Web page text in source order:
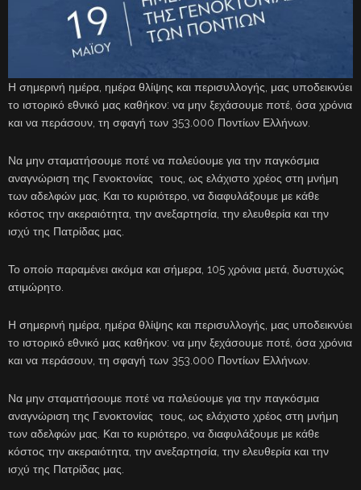
Η σημερινή ημέρα, ημέρα θλίψης και περισυλλογής, μας υποδεικνύει
το ιστορικό εθνικό μας καθήκον: να μην ξεχάσουμε ποτέ, όσα χρόνια
και να περάσουν, τη σφαγή των 353.000 Ποντίων Ελλήνων.
Να μην σταματήσουμε ποτέ να παλεύουμε για την παγκόσμια
αναγνώριση της Γενοκτονίας τους, ως ελάχιστο χρέος στη μνήμη
των αδελφών μας. Και το κυριότερο, να διαφυλάξουμε με κάθε
κόστος την ακεραιότητα, την ανεξαρτησία, την ελευθερία και την
ισχύ της Πατρίδας μας.
Το οποίο παραμένει ακόμα και σήμερα, 105 χρόνια μετά, δυστυχώς
ατιμώρητο.
Η σημερινή ημέρα, ημέρα θλίψης και περισυλλογής, μας υποδεικνύει
το ιστορικό εθνικό μας καθήκον: να μην ξεχάσουμε ποτέ, όσα χρόνια
και να περάσουν, τη σφαγή των 353.000 Ποντίων Ελλήνων.
Να μην σταματήσουμε ποτέ να παλεύουμε για την παγκόσμια
αναγνώριση της Γενοκτονίας τους, ως ελάχιστο χρέος στη μνήμη
των αδελφών μας. Και το κυριότερο, να διαφυλάξουμε με κάθε
κόστος την ακεραιότητα, την ανεξαρτησία, την ελευθερία και την
ισχύ της Πατρίδας μας.